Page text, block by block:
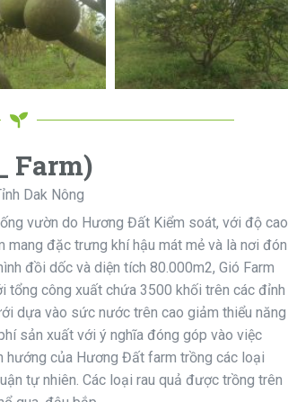
Farm)
Dak Nông
vườn do Hương Đất Kiểm soát, với độ cao
đặc trưng khí hậu mát mẻ và là nơi đón
đồi dốc và diện tích 80.000m2, Gió Farm
tổng công xuất chứa 3500 khối trên các đỉnh
dựa vào sức nước trên cao giảm thiểu năng
sản xuất với ý nghĩa đóng góp vào việc
hướng của Hương Đất farm trồng các loại
tự nhiên. Các loại rau quả được trồng trên